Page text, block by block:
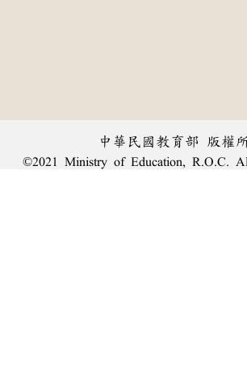
中華民國教育部 版權
©2021 Ministry of Education, R.O.C.